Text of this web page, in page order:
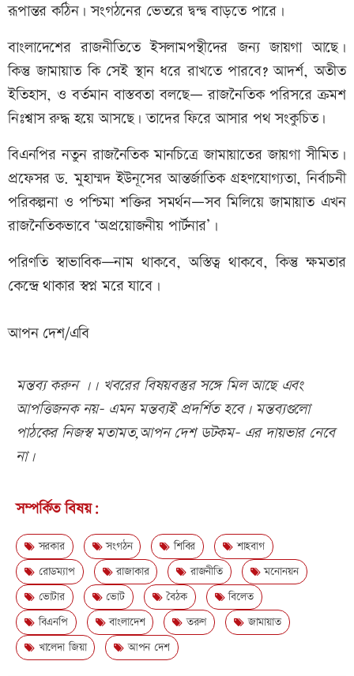
রূপান্তর কঠিন। সংগঠনের ভেতরে দ্বন্দ্ব বাড়তে পারে।
বাংলাদেশের রাজনীতিতে ইসলামপন্থীদের জন্য জায়গা আছে।
কিন্তু জামায়াত কি সেই স্থান ধরে রাখতে পারবে? আদর্শ, অতীত
ইতিহাস, ও বর্তমান বাস্তবতা বলছে— রাজনৈতিক পরিসরে ক্রমশ
নিঃশ্বাস রুদ্ধ হয়ে আসছে। তাদের ফিরে আসার পথ সংকুচিত।
বিএনপির নতুন রাজনৈতিক মানচিত্রে জামায়াতের জায়গা সীমিত।
প্রফেসর ড. মুহাম্মদ ইউনূসের আন্তর্জাতিক গ্রহণযোগ্যতা, নির্বাচনী
পরিকল্পনা ও পশ্চিমা শক্তির সমর্থন—সব মিলিয়ে জামায়াত এখন
রাজনৈতিকভাবে ‘অপ্রয়োজনীয় পার্টনার’।
পরিণতি স্বাভাবিক—নাম থাকবে, অস্তিত্ব থাকবে, কিন্তু ক্ষমতার
কেন্দ্রে থাকার স্বপ্ন মরে যাবে।
আপন দেশ/এবি
মন্তব্য করুন ।। খবরের বিষয়বস্তুর সঙ্গে মিল আছে এবং
আপত্তিজনক নয়- এমন মন্তব্যই প্রদর্শিত হবে। মন্তব্যগুলো
পাঠকের নিজস্ব মতামত,আপন দেশ ডটকম- এর দায়ভার নেবে
না।
সম্পর্কিত বিষয়:
সরকার সংগঠন শিবির
শাহবাগ
রোডম্যাপ
রাজাকার রাজনীতি
মনোনয়ন
ভোটার
ভোট বৈঠক
বিলেত
বিএনপি
বাংলাদেশ তরুণ
জামায়াত
খালেদা জিয়া
আপন দেশ